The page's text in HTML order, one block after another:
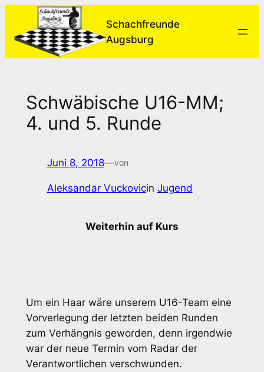
springen
Schachfreunde
Augsburg
Schwäbische U16-MM;
4. und 5. Runde
Juni 8, 2018—von
Aleksandar Vuckovicin Jugend
Weiterhin auf Kurs
Um ein Haar wäre unserem U16-Team eine
Vorverlegung der letzten beiden Runden
zum Verhängnis geworden, denn irgendwie
war der neue Termin vom Radar der
Verantwortlichen verschwunden.